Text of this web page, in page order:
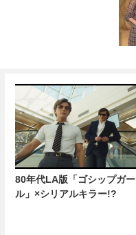
80年代LA版「ゴシップガー
ル」×シリアルキラー!?